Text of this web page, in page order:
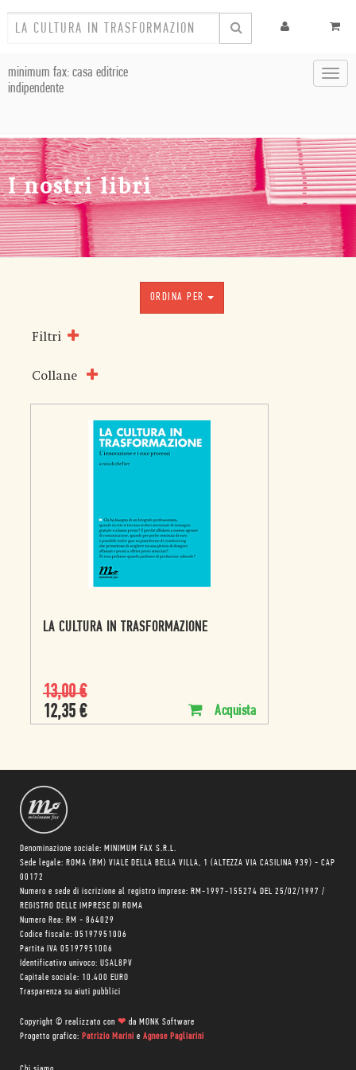
minimum fax: casa editrice
indipendente
I nostri libri
ORDINA PER
Filtri
Collane
LA CULTURA IN TRASFORMAZIONE
13,00€
12,35 € Acquista
Denominazione sociale: MINIMUM FAX S.R.L.
Sede legale: ROMA (RM) VIALE DELLA BELLA VILLA, 1 (ALTEZZA VIA CASILINA 939) - CAP
00172
Numero e sede di iscrizione al registro imprese: RM-1997-155274 DEL 25/02/1997 /
REGISTRO DELLE IMPRESE DI ROMA
Numero Rea: RM - 864029
Codice fiscale: 05197951006
Partita IVA 05197951006
Identificativo univoco: USAL8PV
Capitale sociale: 10.400 EURO
Trasparenza su aiuti pubblici
Copyright © realizzato con ❤ da MONK Software
Progetto grafico: Patrizio Marini e Agnese Pagliarini